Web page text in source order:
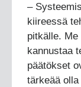
–
kiireessä
pitkälle.
kannustaa
päätökset
tärkeää